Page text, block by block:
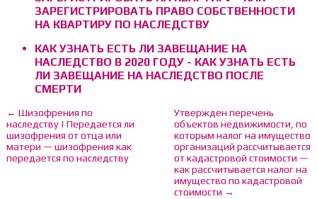
ЗАРЕГИСТРИРОВАТЬ ПРАВО СОБСТВЕННОСТИ
НА КВАРТИРУ ПО НАСЛЕДСТВУ
КАК УЗНАТЬ ЕСТЬ ЛИ ЗАВЕЩАНИЕ НА
НАСЛЕДСТВО В 2020 ГОДУ - КАК УЗНАТЬ ЕСТЬ
ЛИ ЗАВЕЩАНИЕ НА НАСЛЕДСТВО ПОСЛЕ
СМЕРТИ
← Шизофрения по
наследству | Передается ли
шизофрения от отца или
матери — шизофрения как
передается по наследству
Утвержден перечень
объектов недвижимости, по
которым налог на имущество
организаций рассчитывается
от кадастровой стоимости —
как рассчитывается налог на
имущество по кадастровой
стоимости →